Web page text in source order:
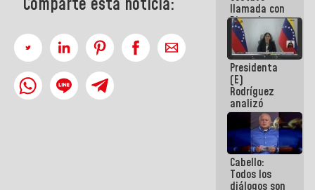
Comparte esta noticia: llamada con
Dinorah
Figuera y
acuerdan
primer
encuentro
presencial
para el
diálogo
Presidenta
(E)
Rodríguez
analizó
junto a
gobernadores
planes de
recuperación
del Sistema
Eléctrico
Cabello:
Todos los
diálogos son